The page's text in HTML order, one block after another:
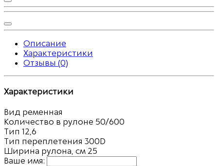
Описание
Характеристики
Отзывы (0)
Характеристики
Вид ременная
Количество в рулоне 50/600
Тип 12,6
Тип переплетения 300D
Ширина рулона, см 25
Ваше имя: